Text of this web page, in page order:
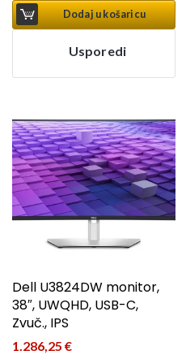
Dodaj u košaricu
Usporedi
Dell U3824DW monitor,
38″, UWQHD, USB-C,
Zvuč., IPS
1.286,25 €